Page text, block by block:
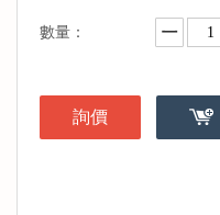
數量：
詢價